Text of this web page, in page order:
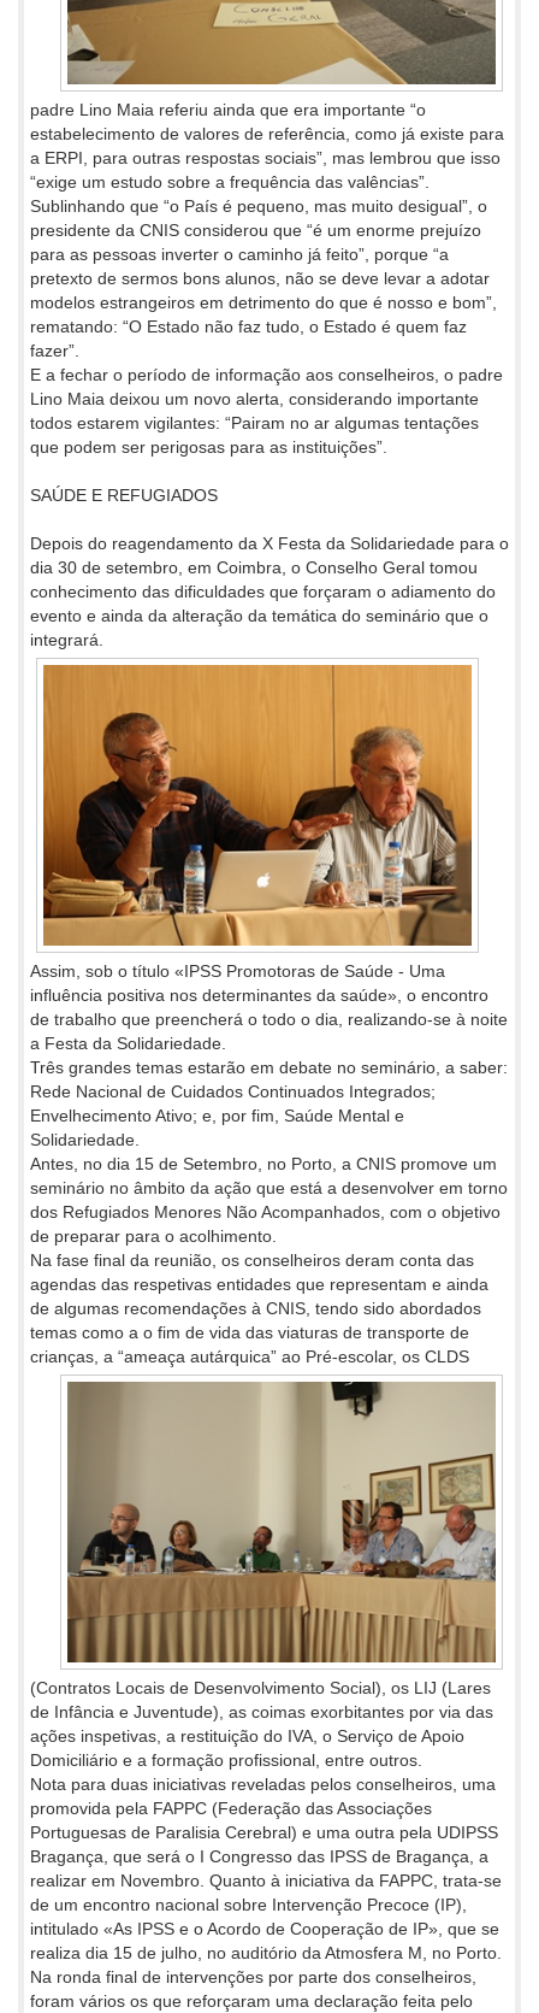
padre Lino Maia referiu ainda que era importante “o
estabelecimento de valores de referência, como já existe para
a ERPI, para outras respostas sociais”, mas lembrou que isso
“exige um estudo sobre a frequência das valências”.
Sublinhando que “o País é pequeno, mas muito desigual”, o
presidente da CNIS considerou que “é um enorme prejuízo
para as pessoas inverter o caminho já feito”, porque “a
pretexto de sermos bons alunos, não se deve levar a adotar
modelos estrangeiros em detrimento do que é nosso e bom”,
rematando: “O Estado não faz tudo, o Estado é quem faz
fazer”.
E a fechar o período de informação aos conselheiros, o padre
Lino Maia deixou um novo alerta, considerando importante
todos estarem vigilantes: “Pairam no ar algumas tentações
que podem ser perigosas para as instituições”.
SAÚDE E REFUGIADOS
Depois do reagendamento da X Festa da Solidariedade para o
dia 30 de setembro, em Coimbra, o Conselho Geral tomou
conhecimento das dificuldades que forçaram o adiamento do
evento e ainda da alteração da temática do seminário que o
integrará.
Assim, sob o título «IPSS Promotoras de Saúde - Uma
influência positiva nos determinantes da saúde», o encontro
de trabalho que preencherá o todo o dia, realizando-se à noite
a Festa da Solidariedade.
Três grandes temas estarão em debate no seminário, a saber:
Rede Nacional de Cuidados Continuados Integrados;
Envelhecimento Ativo; e, por fim, Saúde Mental e
Solidariedade.
Antes, no dia 15 de Setembro, no Porto, a CNIS promove um
seminário no âmbito da ação que está a desenvolver em torno
dos Refugiados Menores Não Acompanhados, com o objetivo
de preparar para o acolhimento.
Na fase final da reunião, os conselheiros deram conta das
agendas das respetivas entidades que representam e ainda
de algumas recomendações à CNIS, tendo sido abordados
temas como a o fim de vida das viaturas de transporte de
crianças, a “ameaça autárquica” ao Pré-escolar, os CLDS
(Contratos Locais de Desenvolvimento Social), os LIJ (Lares
de Infância e Juventude), as coimas exorbitantes por via das
ações inspetivas, a restituição do IVA, o Serviço de Apoio
Domiciliário e a formação profissional, entre outros.
Nota para duas iniciativas reveladas pelos conselheiros, uma
promovida pela FAPPC (Federação das Associações
Portuguesas de Paralisia Cerebral) e uma outra pela UDIPSS
Bragança, que será o I Congresso das IPSS de Bragança, a
realizar em Novembro. Quanto à iniciativa da FAPPC, trata-se
de um encontro nacional sobre Intervenção Precoce (IP),
intitulado «As IPSS e o Acordo de Cooperação de IP», que se
realiza dia 15 de julho, no auditório da Atmosfera M, no Porto.
Na ronda final de intervenções por parte dos conselheiros,
foram vários os que reforçaram uma declaração feita pelo